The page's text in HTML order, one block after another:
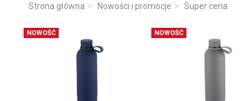
Strona główna Nowości i promocje Super cena
NOWOŚĆ NOWOŚĆ